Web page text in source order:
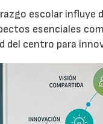
escolar
esenciales
del centro para